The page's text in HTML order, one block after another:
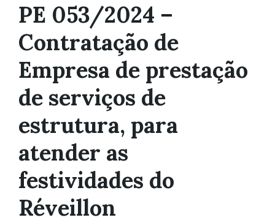
PE 053/2024 –
Contratação de
Empresa de prestação
de serviços de
estrutura, para
atender as
festividades do
Réveillon